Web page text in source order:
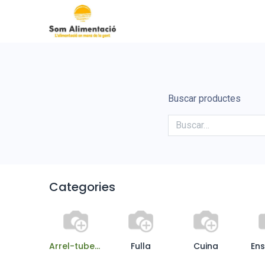
Buscar productes
Categories
Arrel-tubercle Fulla Cuina